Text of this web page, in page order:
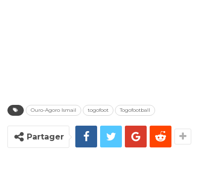
Ouro-Agoro Ismail togofoot Togofootball
Partager